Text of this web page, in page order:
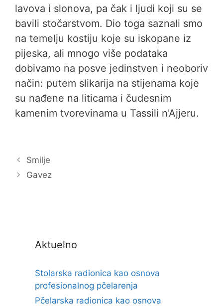
lavova i slonova, pa čak i ljudi koji su se
bavili stočarstvom. Dio toga saznali smo
na temelju kostiju koje su iskopane iz
pijeska, ali mnogo više podataka
dobivamo na posve jedinstven i neoboriv
način: putem slikarija na stijenama koje
su nađene na liticama i čudesnim
kamenim tvorevinama u Tassili n'Ajjeru.
Smilje
Gavez
Aktuelno
Stolarska radionica kao osnova
profesionalnog pčelarenja
Pčelarska radionica kao osnova